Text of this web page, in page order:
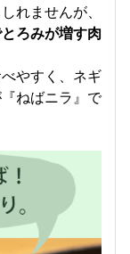
れませんが、
ろみが増す肉
やすく、ネギ
ねばニラ』で